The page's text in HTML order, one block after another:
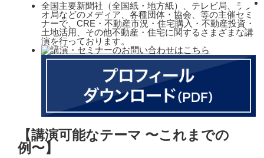
全国主要新聞社（全国紙・地方紙）、テレビ局、ラジ
オ局などのメディア、各種団体・協会、等の主催セミ
ナーで、CRE・不動産市況・住宅購入・不動産投資・
土地活用、その他不動産・住宅に関するさまざまな講
演を行っております。
【講演可能なテーマ 〜これまでの
例〜】